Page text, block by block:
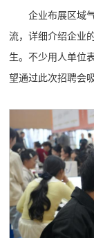
企业布展区域
流，详细介绍企业
生。不少用人单位
望通过此次招聘会